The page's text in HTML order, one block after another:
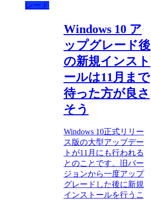
レード
Windows 10 ア
ップグレード後
の新規インスト
ールは11月まで
待った方が良さ
そう
Windows 10正式リリー
ス版の大型アップデー
トが11月にも行われる
とのことです。旧バー
ジョンから一度アップ
グレードした後に新規
インストールを行うこ